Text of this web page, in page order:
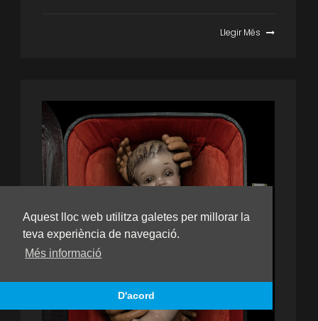
Aquest lloc web utilitza galetes per millorar la
teva experiència de navegació.
Més informació
D'acord
Llegir Més 